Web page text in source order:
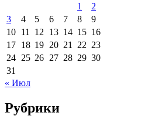
1
2
3
4 5 6 7 8
9
10 11 12 13 14 15 16
17 18 19 20 21 22 23
24 25 26 27 28 29 30
31
« Июл
Рубрики